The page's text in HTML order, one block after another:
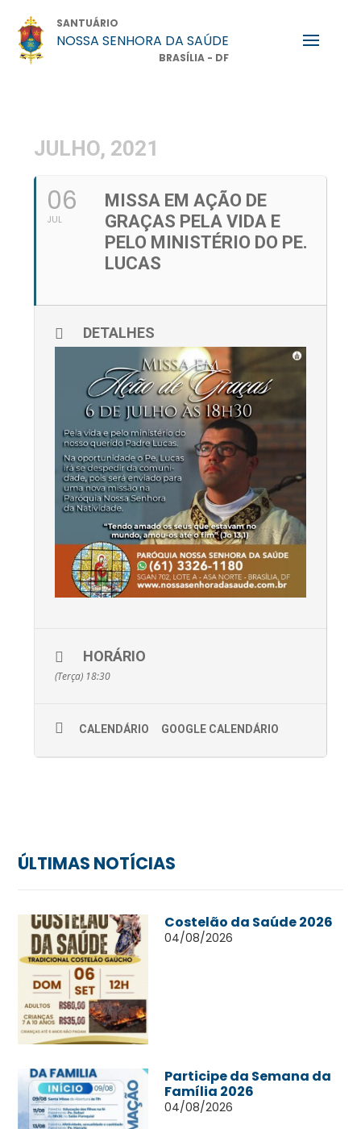
SANTUÁRIO
NOSSA SENHORA DA SAÚDE
BRASÍLIA - DF
JULHO, 2021
06
JUL
MISSA EM AÇÃO DE
GRAÇAS PELA VIDA E
PELO MINISTÉRIO DO PE.
LUCAS
DETALHES
HORÁRIO
(Terça) 18:30
CALENDÁRIO GOOGLE CALENDÁRIO
ÚLTIMAS NOTÍCIAS
Costelão da Saúde 2026
04/08/2026
Participe da Semana da
Família 2026
04/08/2026